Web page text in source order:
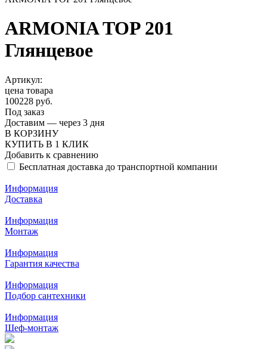
ARMONIA TOP 201
Глянцевое
Артикул:
цена товара
100228 руб.
Под заказ
Доставим — через 3 дня
В КОРЗИНУ
КУПИТЬ В 1 КЛИК
Добавить к сравнению
Бесплатная доставка до транспортной компании
Информация
Доставка
Информация
Монтаж
Информация
Гарантия качества
Информация
Подбор сантехники
Информация
Шеф-монтаж